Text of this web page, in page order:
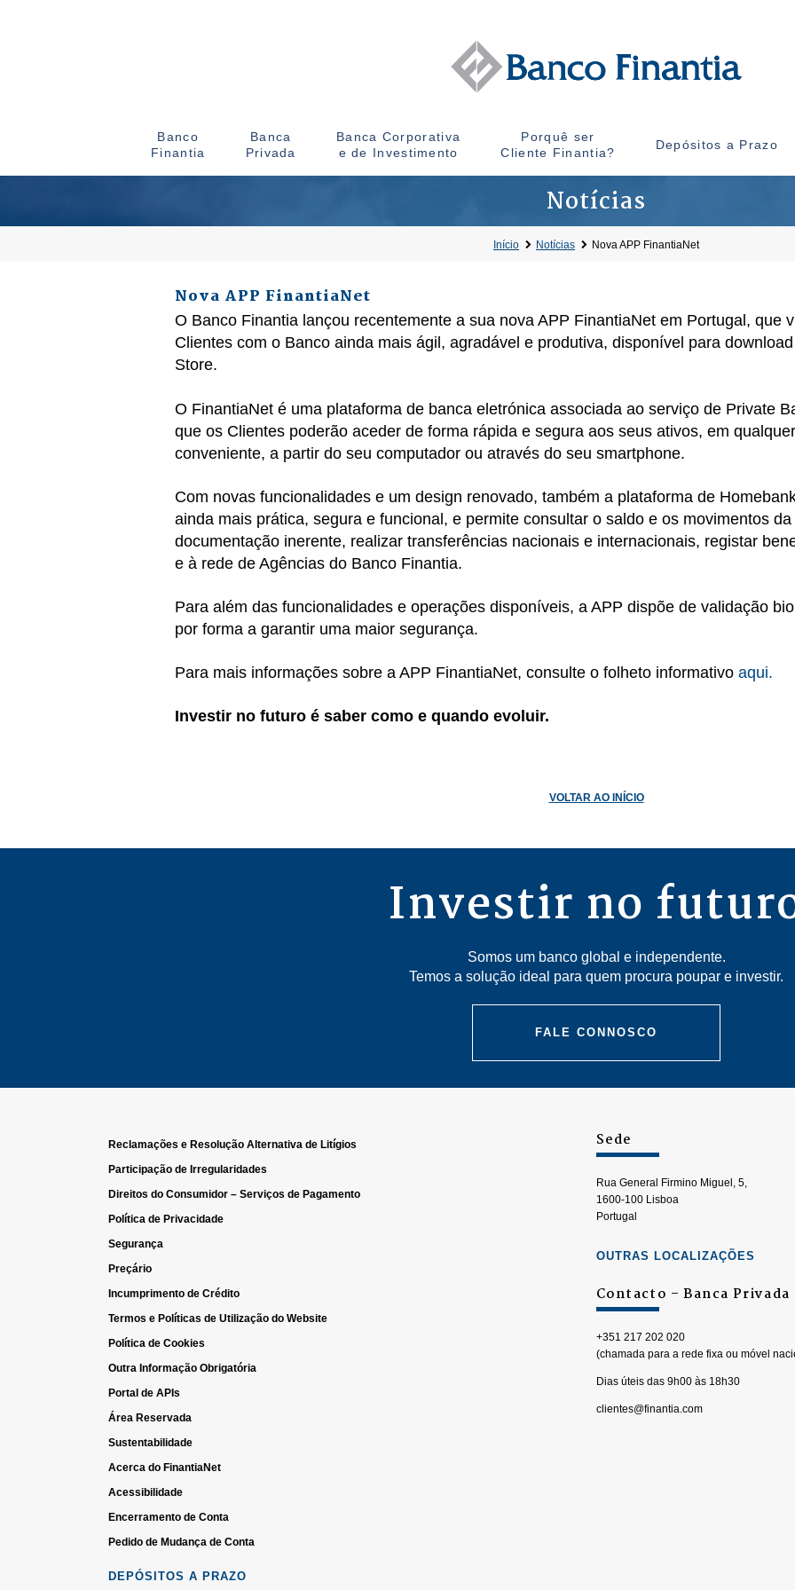
Banco
Finantia
Banca
Privada
Banca Corporativa
e de Investimento
Porquê ser
Cliente Finantia?
Depósitos a Prazo
Notícias
Início Notícias Nova APP FinantiaNet
Nova APP FinantiaNet
O Banco Finantia lançou recentemente a sua nova APP FinantiaNet em Portugal, que
Clientes com o Banco ainda mais ágil, agradável e produtiva, disponível para
Store.
O FinantiaNet é uma plataforma de banca eletrónica associada ao serviço de Private
que os Clientes poderão aceder de forma rápida e segura aos seus ativos, em
conveniente, a partir do seu computador ou através do seu smartphone.
Com novas funcionalidades e um design renovado, também a plataforma de
ainda mais prática, segura e funcional, e permite consultar o saldo e os movimentos
documentação inerente, realizar transferências nacionais e internacionais, registar
e à rede de Agências do Banco Finantia.
Para além das funcionalidades e operações disponíveis, a APP dispõe de validação
por forma a garantir uma maior segurança.
Para mais informações sobre a APP FinantiaNet, consulte o folheto informativo aqui.
Investir no futuro é saber como e quando evoluir.
VOLTAR AO INÍCIO
Investir no
Somos um banco global e independente.
Temos a solução ideal para quem procura poupar e investir.
FALE CONNOSCO
Reclamações e Resolução Alternativa de Litígios
Participação de Irregularidades
Direitos do Consumidor – Serviços de Pagamento
Política de Privacidade
Segurança
Preçário
Incumprimento de Crédito
Termos e Políticas de Utilização do Website
Política de Cookies
Outra Informação Obrigatória
Portal de APIs
Área Reservada
Sustentabilidade
Acerca do FinantiaNet
Acessibilidade
Encerramento de Conta
Pedido de Mudança de Conta
DEPÓSITOS A PRAZO
Sede
Rua General Firmino Miguel, 5,
1600-100 Lisboa
Portugal
OUTRAS LOCALIZAÇÕES
Contacto – Banca Privada
+351 217 202 020
(chamada para a rede fixa ou móvel
Dias úteis das 9h00 às 18h30
clientes@finantia.com